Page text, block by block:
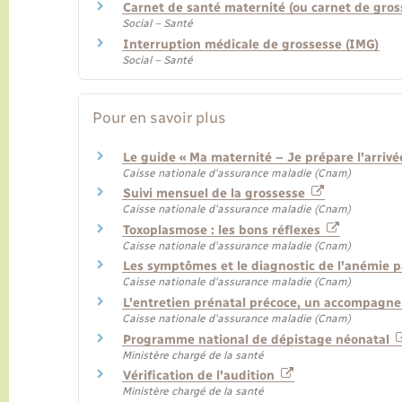
Carnet de santé maternité (ou carnet de
Social – Santé
Interruption médicale de grossesse (IMG)
Social – Santé
Pour en savoir plus
Le guide « Ma maternité – Je prépare
Caisse nationale d'assurance maladie (Cnam)
Suivi mensuel de la grossesse
Caisse nationale d'assurance maladie (Cnam)
Toxoplasmose : les bons réflexes
Caisse nationale d'assurance maladie (Cnam)
Les symptômes et le diagnostic de l'anémie
Caisse nationale d'assurance maladie (Cnam)
L'entretien prénatal précoce, un
Caisse nationale d'assurance maladie (Cnam)
Programme national de dépistage néonatal
Ministère chargé de la santé
Vérification de l'audition
Ministère chargé de la santé